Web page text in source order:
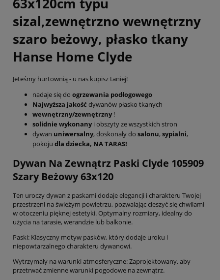
63x120cm typu
sizal,zewnętrzno wewnętrzny
szaro beżowy, płasko tkany
Hanse Home Clyde
Jeteśmy hurtownią - u nas kupisz taniej!
nadaje się do ogrzewania podłogowego
Najwyższa jakość dywanów płasko tkanych
wewnętrzny/zewnętrzny!
solidnie wykonanyi obszyty ze wszystkich stron
dywan uniwersalny, doskonały do salonu, sypialni,
pokoju dla dziecka, NA TARAS!
Dywan Na Zewnątrz Paski Clyde 105909
Szary Beżowy 63x120
Ten uroczy dywan z paskami dodaje elegancji i charakteru Twojej
przestrzeni na świeżym powietrzu, pozwalając cieszyć się chwilami
w otoczeniu pięknej estetyki. Optymalny rozmiary, idealny do
użycia na tarasie, werandzie lub balkonie.
Paski: Klasyczny motyw pasków, który dodaje uroku i
niepowtarzalnego charakteru dywanowi.
Wytrzymały na warunki atmosferyczne: Zaprojektowany, aby
przetrwać zmienne warunki pogodowe na zewnątrz.